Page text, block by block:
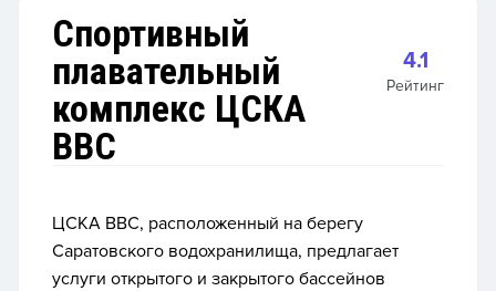
Спортивный
плавательный
комплекс ЦСКА
ВВС
4.1
Рейтинг
ЦСКА ВВС, расположенный на берегу
Саратовского водохранилища, предлагает
услуги открытого и закрытого бассейнов